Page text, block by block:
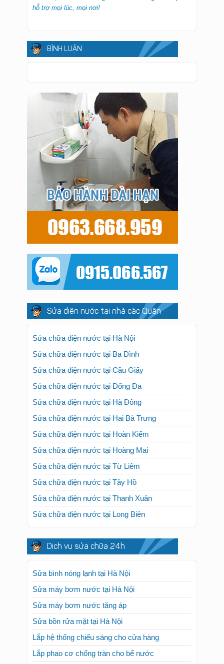
hỗ trợ mọi lúc, mọi nơi!
BÌNH LUẬN
Sửa điện nước tại nhà các Quận
Sửa chữa điện nước tại Hà Nội
Sửa chữa điện nước tại Ba Đình
Sửa chữa điện nước tại Cầu Giấy
Sửa chữa điện nước tại Đống Đa
Sửa chữa điện nước tại Hà Đông
Sửa chữa điện nước tại Hai Bà Trưng
Sửa chữa điện nước tại Hoàn Kiếm
Sửa chữa điện nước tại Hoàng Mai
Sửa chữa điện nước tại Từ Liêm
Sửa chữa điện nước tại Tây Hồ
Sửa chữa điện nước tại Thanh Xuân
Sửa chữa điện nước tại Long Biên
Dịch vụ sửa chữa 24h
Sửa bình nóng lạnh tại Hà Nội
Sửa máy bơm nước tại Hà Nội
Sửa máy bơm nước tăng áp
Sửa bồn rửa mặt tại Hà Nội
Lắp hệ thống chiếu sáng cho cửa hàng
Lắp phao cơ chống tràn cho bể nước